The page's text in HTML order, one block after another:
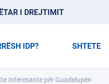
I DREJTIMIT
IDP? SHTETE
Interesante për Guadelupën